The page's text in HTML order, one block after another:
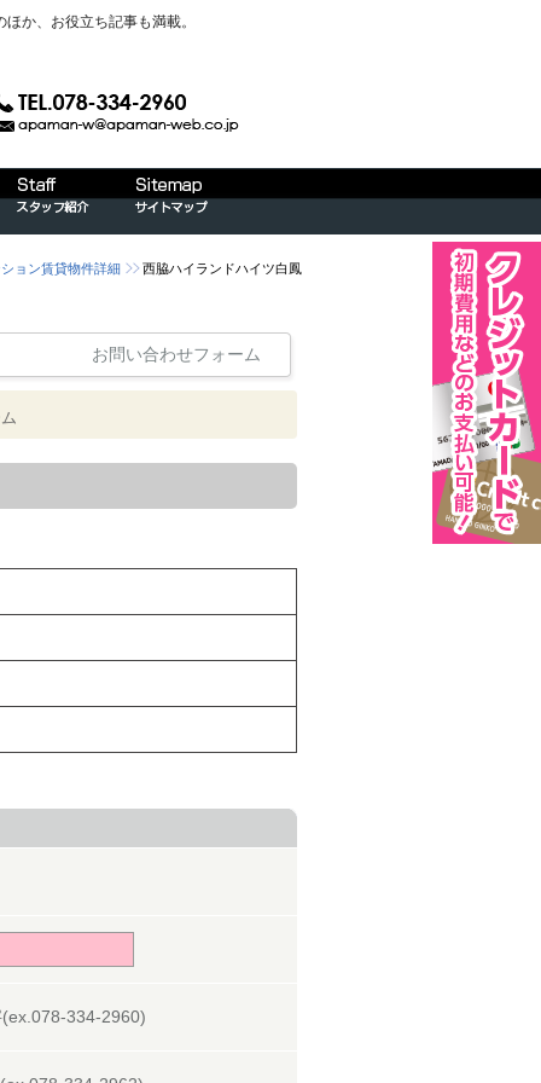
か、お役立ち記事も満載。
ョン賃貸物件詳細
西脇ハイランドハイツ白鳳
お問い合わせフォーム
334-2960)